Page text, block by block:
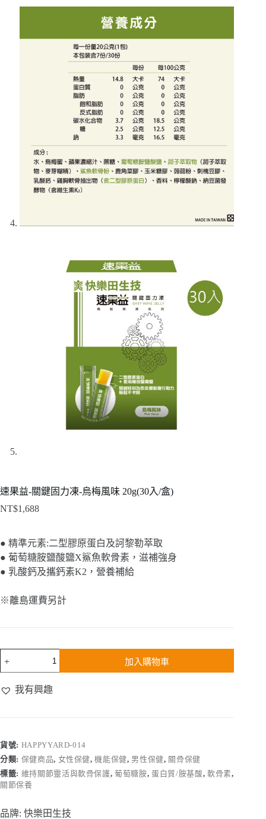
速果益-關鍵固力凍-烏梅風味 20g(30入/盒)
NT$1,688
● 精準元素:二型膠原蛋白及訶黎勒萃取
● 葡萄糖胺鹽酸鹽X鯊魚軟骨素，滋補強身
● 乳酸鈣及攜鈣素K2，營養補給
※離島運費另計
關
凍-
烏
梅
風
入/
加入購物車
我有興趣
貨號: HAPPYYARD-014
分類: 保健商品, 女性保健,機能保健, 男性保健, 關骨保健
標籤: 維持關節靈活與軟骨保護,葡萄糖胺, 蛋白質/胺基酸, 軟骨素,
關節保養
品牌: 快樂田生技